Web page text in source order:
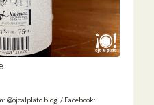
@ojoalplato.blog / Facebook: